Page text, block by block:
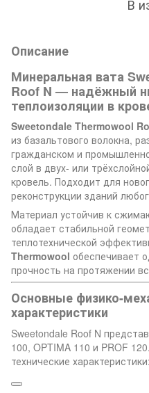
В
Описание
Минеральная вата
Roof N — надёжный
теплоизоляции в
Sweetondale Thermowool
из базальтового волокна,
гражданском и
слой в двух- или
кровель. Подходит для
реконструкции зданий
Материал устойчив к
обладает стабильной
теплотехнической
Thermowool обеспечивает
прочность на протяжении
Основные физико-
характеристики
Sweetondale Roof N
100, OPTIMA 110 и PROF
технические характеристики: